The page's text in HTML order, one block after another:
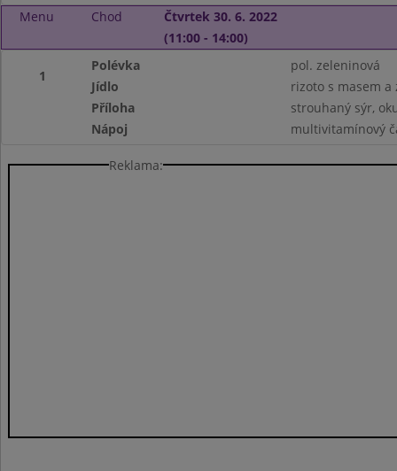
Menu
Chod
Čtvrtek 30. 6. 2022
(11:00 - 14:00)
1
Polévka
pol. zeleninová
Jídlo
rizoto s masem a
Příloha
strouhaný sýr,
Nápoj
multivitamínový
Reklama: